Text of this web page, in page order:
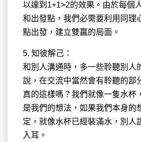
以達到1+1>2的效果。由於每個
和出發點，我們必需要利用同理
點出發，建立雙贏的局面。
5. 知彼解己：
和別人溝通時，多一些聆聽別人
說，在交流中當然會有聆聽的部
真的這樣嗎？我們就像一隻水杯
是我們的想法，如果我們本身的
定，就像水杯已經裝滿水，別人
入耳。